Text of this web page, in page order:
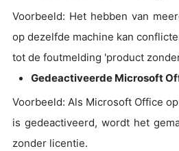
Voorbeeld: Het hebben van
op dezelfde machine kan
tot de foutmelding 'product
Gedeactiveerde Microsoft
Voorbeeld: Als Microsoft Office
is gedeactiveerd, wordt het
zonder licentie.